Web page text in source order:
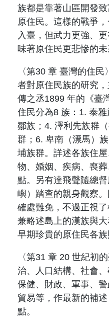
族都是靠著山區開發
原住民。這樣的戰爭，
入臺，但武力更強、
味著原住民更悲慘的未
〈第30 章 臺灣的住民
者對原住民族的研究
傳之丞1899 年的《臺
住民分為8 族： 1. 泰雅
鄒族； 4. 澤利先族群（
群； 6. 卑南（漂馬 ）
埔族群。詳述各族住
物、婚姻、疾病、喪
點。另有達飛聲隨總
嶼）踏查的親身觀察
確處難免，不過正視
兼略述島上的漢族與
早期珍貴的原住民各族
〈第31 章 20 世紀初
治、人口結構、社會
保健、財政、軍事、警
貿易等，作最新的補
點。